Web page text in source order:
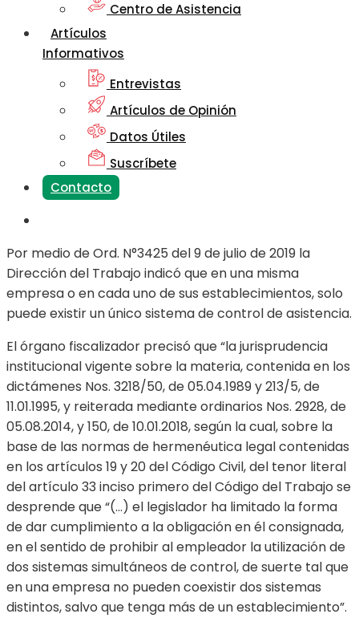
Centro de Asistencia
Artículos
Informativos
Entrevistas
Artículos de Opinión
Datos Útiles
Suscríbete
Contacto
Por medio de Ord. N°3425 del 9 de julio de 2019 la
Dirección del Trabajo indicó que en una misma
empresa o en cada uno de sus establecimientos, solo
puede existir un único sistema de control de asistencia.
El órgano fiscalizador precisó que “la jurisprudencia
institucional vigente sobre la materia, contenida en los
dictámenes Nos. 3218/50, de 05.04.1989 y 213/5, de
11.01.1995, y reiterada mediante ordinarios Nos. 2928, de
05.08.2014, y 150, de 10.01.2018, según la cual, sobre la
base de las normas de hermenéutica legal contenidas
en los artículos 19 y 20 del Código Civil, del tenor literal
del artículo 33 inciso primero del Código del Trabajo se
desprende que “(…) el legislador ha limitado la forma
de dar cumplimiento a la obligación en él consignada,
en el sentido de prohibir al empleador la utilización de
dos sistemas simultáneos de control, de suerte tal que
en una empresa no pueden coexistir dos sistemas
distintos, salvo que tenga más de un establecimiento”.